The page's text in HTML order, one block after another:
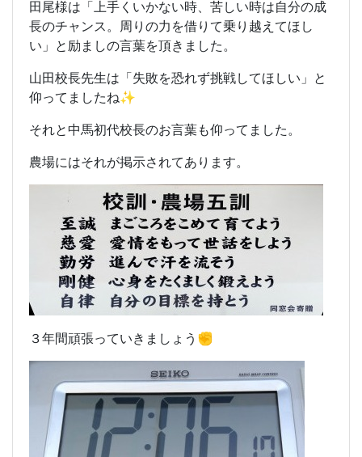
田尾様は「上手くいかない時、苦しい時は自分の成
長のチャンス。周りの力を借りて乗り越えてほし
い」と励ましの言葉を頂きました。
山田校長先生は「失敗を恐れず挑戦してほしい」と
仰ってましたね✨
それと中馬初代校長のお言葉も仰ってました。
農場にはそれが掲示されてあります。
３年間頑張っていきましょう✊️